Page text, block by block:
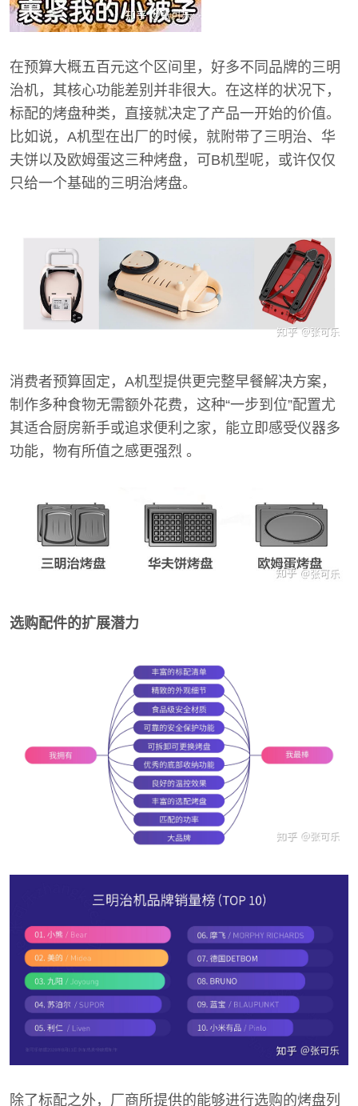
在预算大概五百元这个区间里，好多不同品牌的三明
治机，其核心功能差别并非很大。在这样的状况下，
标配的烤盘种类，直接就决定了产品一开始的价值。
比如说，A机型在出厂的时候，就附带了三明治、华
夫饼以及欧姆蛋这三种烤盘，可B机型呢，或许仅仅
只给一个基础的三明治烤盘。
消费者预算固定，A机型提供更完整早餐解决方案，
制作多种食物无需额外花费，这种“一步到位”配置尤
其适合厨房新手或追求便利之家，能立即感受仪器多
功能，物有所值之感更强烈 。
选购配件的扩展潜力
除了标配之外，厂商所提供的能够进行选购的烤盘列